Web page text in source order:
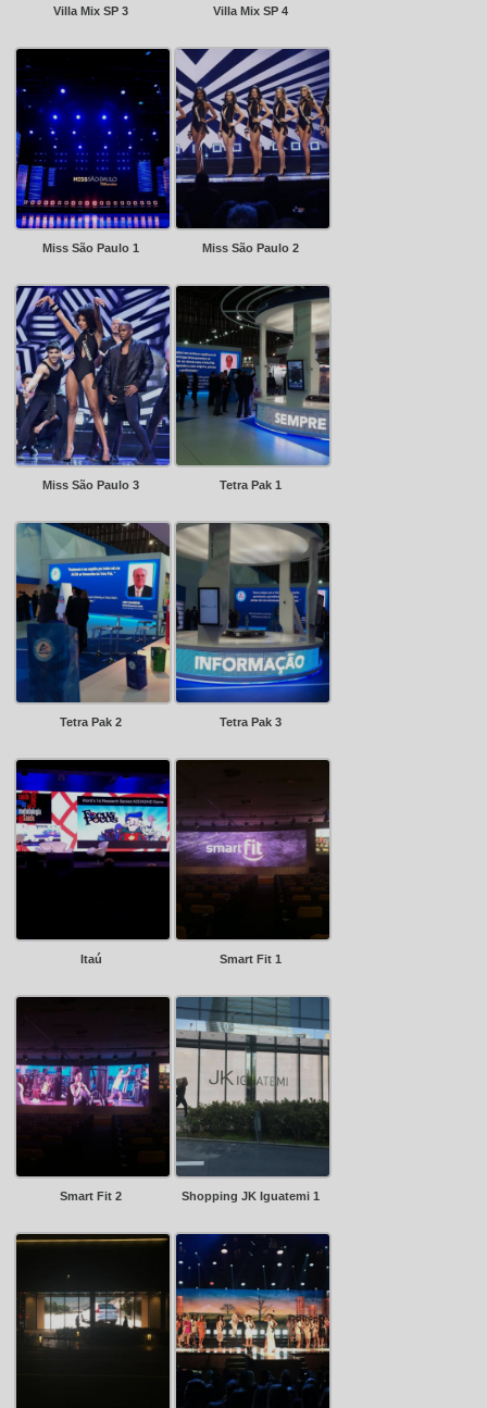
Villa Mix SP 3 Villa Mix SP 4
Miss São Paulo 1 Miss São Paulo 2
Miss São Paulo 3 Tetra Pak 1
Tetra Pak 2 Tetra Pak 3
Itaú Smart Fit 1
Smart Fit 2 Shopping JK Iguatemi 1